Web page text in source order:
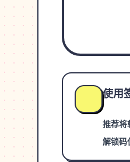
使用
推荐将
解锁码